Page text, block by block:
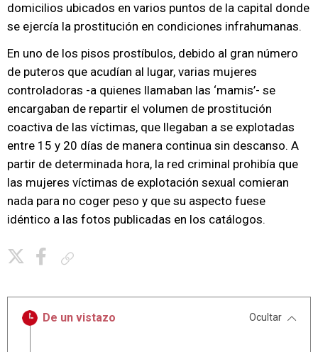
domicilios ubicados en varios puntos de la capital donde
se ejercía la prostitución en condiciones infrahumanas.
En uno de los pisos prostíbulos, debido al gran número
de puteros que acudían al lugar, varias mujeres
controladoras -a quienes llamaban las ‘mamis’- se
encargaban de repartir el volumen de prostitución
coactiva de las víctimas, que llegaban a se explotadas
entre 15 y 20 días de manera continua sin descanso. A
partir de determinada hora, la red criminal prohibía que
las mujeres víctimas de explotación sexual comieran
nada para no coger peso y que su aspecto fuese
idéntico a las fotos publicadas en los catálogos.
De un vistazo Ocultar